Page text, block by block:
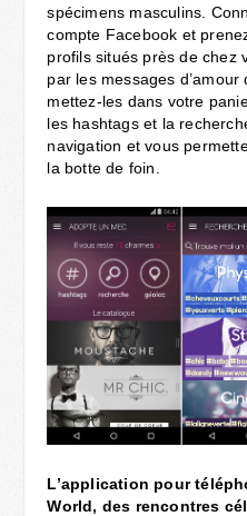
spécimens masculins.
compte Facebook et
profils situés près de chez
par les messages
mettez-les dans votre
les hashtags et la
navigation et vous
la botte de foin.
L’application pour
World, des rencontres